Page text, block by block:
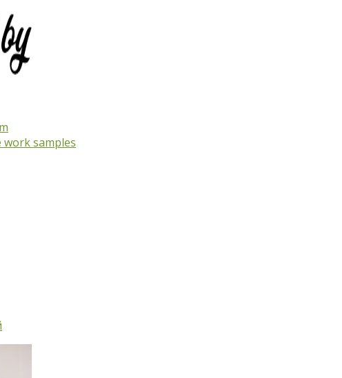
work samples